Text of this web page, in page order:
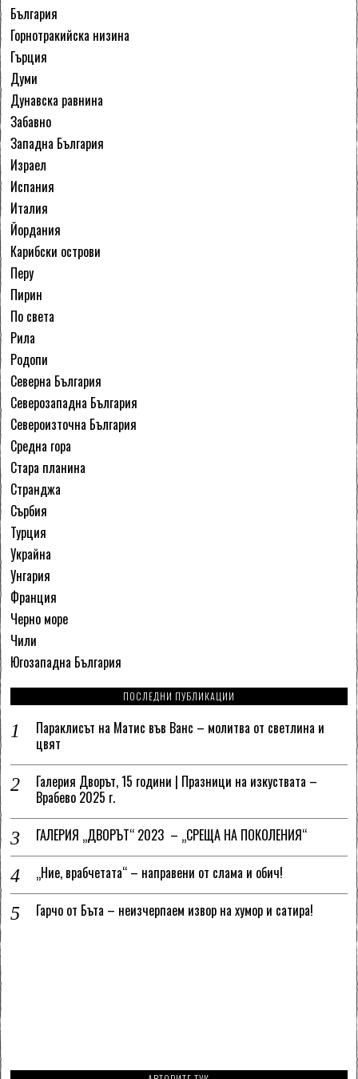
България
Горнотракийска низина
Гърция
Думи
Дунавска равнина
Забавно
Западна България
Израел
Испания
Италия
Йордания
Карибски острови
Перу
Пирин
По света
Рила
Родопи
Северна България
Северозападна България
Североизточна България
Средна гора
Стара планина
Странджа
Сърбия
Турция
Украйна
Унгария
Франция
Черно море
Чили
Югозападна България
ПОСЛЕДНИ ПУБЛИКАЦИИ
Параклисът на Матис във Ванс – молитва от светлина и
цвят
Галерия Дворът, 15 години | Празници на изкуствата –
Врабево 2025 г.
ГАЛЕРИЯ „ДВОРЪТ“ 2023 – „СРЕЩА НА ПОКОЛЕНИЯ“
„Ние, врабчетата“ – направени от слама и обич!
Гарчо от Бъта – неизчерпаем извор на хумор и сатира!